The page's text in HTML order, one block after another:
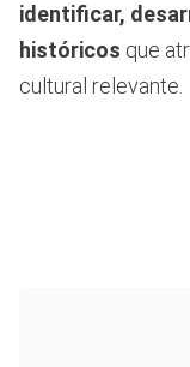
identificar,
históricos que
cultural relevante.